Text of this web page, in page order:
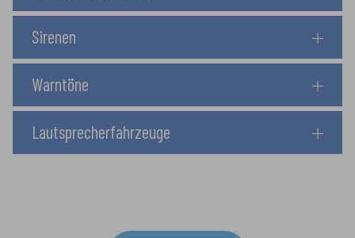
Sirenen
Warntöne
Lautsprecherfahrzeuge